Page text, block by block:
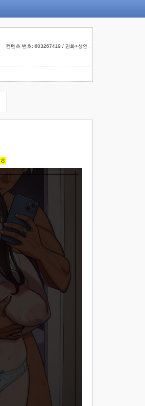
컨텐츠 번호: 603267419 / 만화>성인